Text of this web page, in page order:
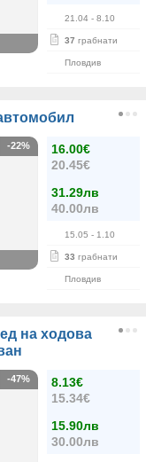
21.04 - 8.10
37 грабнати
Пловдив
16.00€
20.45€
31.29лв
40.00лв
15.05 - 1.10
33 грабнати
Пловдив
-22%
на ходова
8.13€
15.34€
15.90лв
30.00лв
-47%